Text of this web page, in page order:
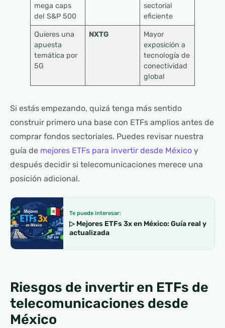
mega caps
del S&P 500
sectorial
eficiente
Quieres una
apuesta
temática por
5G
NXTG
Mayor
exposición a
tecnología de
conectividad
global
Si estás empezando, quizá tenga más sentido
construir primero una base con ETFs amplios antes de
comprar fondos sectoriales. Puedes revisar nuestra
guía de mejores ETFs para invertir desde México y
después decidir si telecomunicaciones merece una
posición adicional.
Te puede interesar:
▷ Mejores ETFs 3x en México: Guía real y
actualizada
Riesgos de invertir en ETFs de
telecomunicaciones desde
México